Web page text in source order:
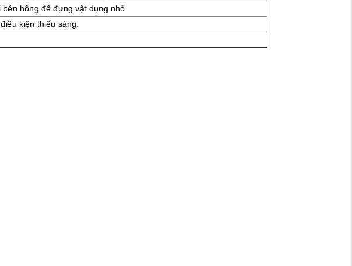
hông để đựng vật dụng nhỏ.
kiện thiếu sáng.